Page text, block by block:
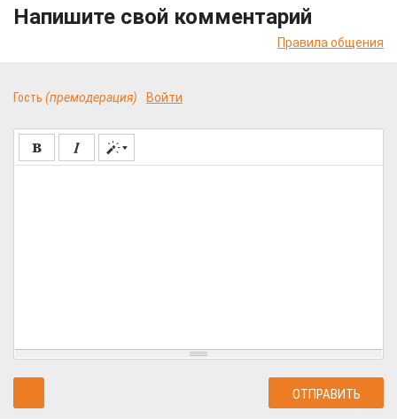
Напишите свой комментарий
Правила общения
Гость (премодерация) Войти